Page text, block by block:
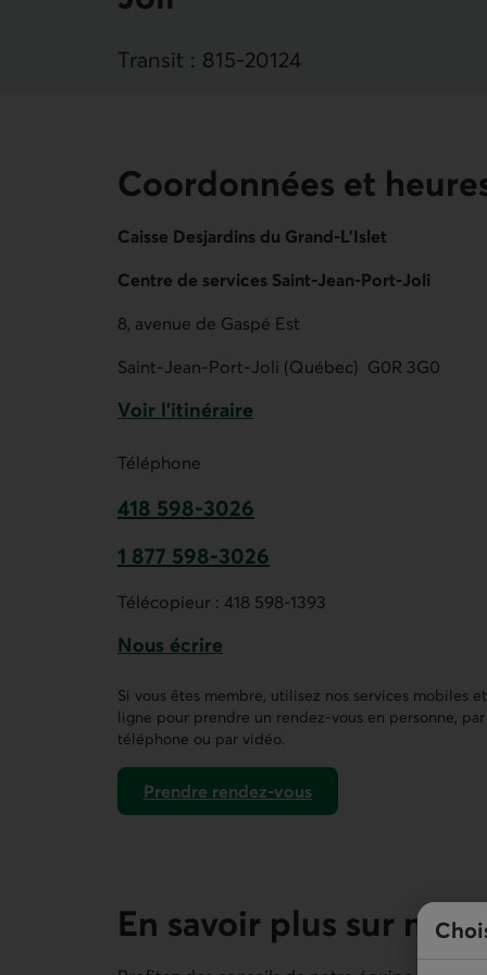
Transit : 815‐20124
Coordonnées et
Caisse Desjardins du Grand-L'Islet
Centre de services Saint-Jean-Port-Joli
8, avenue de Gaspé Est
Saint-Jean-Port-Joli (Québec) G0R 3G0
Voir l'itinéraire
Téléphone
418 598-3026
1 877 598-3026
Télécopieur : 418 598-1393
Nous écrire
Si vous êtes membre, utilisez nos services mobiles
ligne pour prendre un rendez-vous en personne, par
téléphone ou par vidéo.
Prendre rendez-vous
dans AccèsD
En savoir plus sur nos